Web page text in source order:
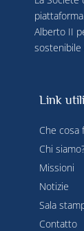
Alberto II
sostenibile
Link utili
Che cosa
Chi
Missioni
Notizie
Sala
Contatto